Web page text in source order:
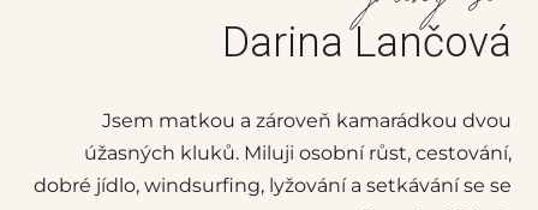
Darina Lančová
Jsem matkou a zároveň kamarádkou dvou
úžasných kluků. Miluji osobní růst, cestování,
dobré jídlo, windsurfing, lyžování a setkávání se se